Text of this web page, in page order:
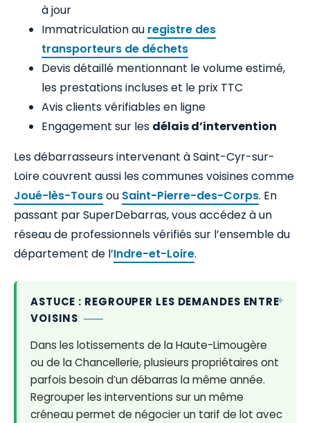
à jour
Immatriculation au registre des
transporteurs de déchets
Devis détaillé mentionnant le volume estimé,
les prestations incluses et le prix TTC
Avis clients vérifiables en ligne
Engagement sur les délais d’intervention
Les débarrasseurs intervenant à Saint-Cyr-sur-
Loire couvrent aussi les communes voisines comme
Joué-lès-Toursou Saint-Pierre-des-Corps. En
passant par SuperDebarras, vous accédez à un
réseau de professionnels vérifiés sur l’ensemble du
département de l’Indre-et-Loire.
ASTUCE : REGROUPER LES DEMANDES ENTRE
VOISINS
Dans les lotissements de la Haute-Limougère
ou de la Chancellerie, plusieurs propriétaires ont
parfois besoin d’un débarras la même année.
Regrouper les interventions sur un même
créneau permet de négocier un tarif de lot avec